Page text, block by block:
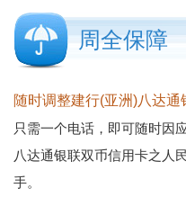
周全保障
随时调整建行(亚洲)八达
只需一个电话，即可随时因
八达通银联双币信用卡之人
手。